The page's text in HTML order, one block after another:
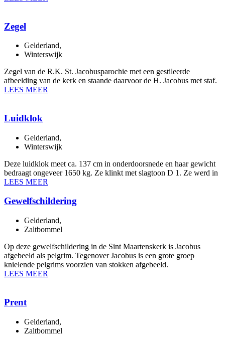
Zegel
Gelderland,
Winterswijk
Zegel van de R.K. St. Jacobusparochie met een gestileerde
afbeelding van de kerk en staande daarvoor de H. Jacobus met staf.
LEES MEER
Luidklok
Gelderland,
Winterswijk
Deze luidklok meet ca. 137 cm in onderdoorsnede en haar gewicht
bedraagt ongeveer 1650 kg. Ze klinkt met slagtoon D 1. Ze werd in
LEES MEER
Gewelfschildering
Gelderland,
Zaltbommel
Op deze gewelfschildering in de Sint Maartenskerk is Jacobus
afgebeeld als pelgrim. Tegenover Jacobus is een grote groep
knielende pelgrims voorzien van stokken afgebeeld.
LEES MEER
Prent
Gelderland,
Zaltbommel